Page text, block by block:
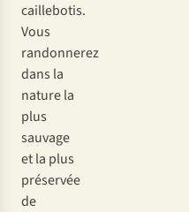
caillebotis.
Vous
randonnerez
dans la
nature la
plus
sauvage
et la plus
préservée
de